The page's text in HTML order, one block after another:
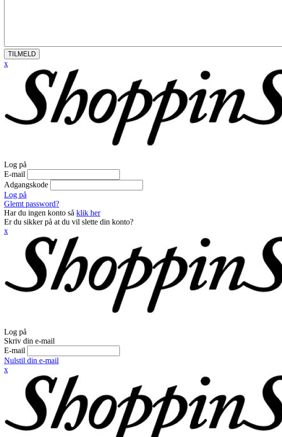
TILMELD
x
Log på
E-mail
Adgangskode
Log på
Glemt password?
Har du ingen konto så klik her
Er du sikker på at du vil slette din konto?
x
Log på
Skriv din e-mail
E-mail
Nulstil din e-mail
x